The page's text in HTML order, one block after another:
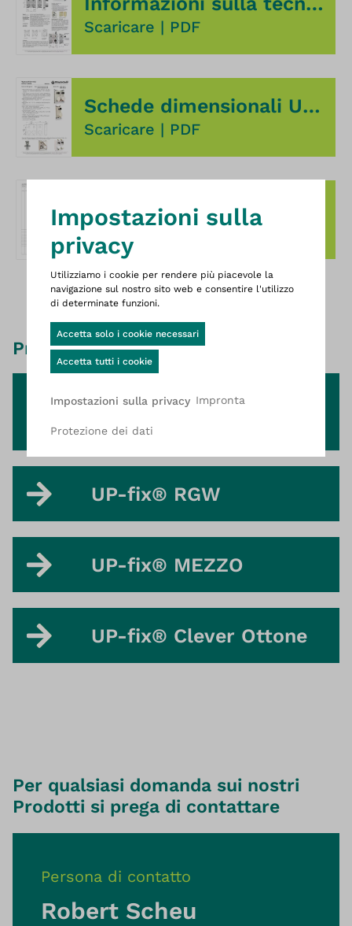
Scaricare | PDF
Schede dimensionali UP-fix® PLUS
Scaricare | PDF
Scaricare|PDF
Prodotti simili
Pressa per saldatura
UP-ﬁx® PLUS
UP-fix® RGW
UP-fix® MEZZO
UP-fix® Clever Ottone
Per qualsiasi domanda sui nostri
Prodotti si prega di contattare
Persona di contatto
Robert Scheu
Questo è il sito web Wittigsthal
Impostazioni sulla
privacy
Utilizziamo i cookie per rendere più piacevole la
navigazione sul nostro sito web e consentire l'utilizzo
di determinate funzioni.
Accetta solo i cookie necessari
Accetta tutti i cookie
Impostazioni sulla privacy Impronta
Protezione dei dati
Cookie-Banner